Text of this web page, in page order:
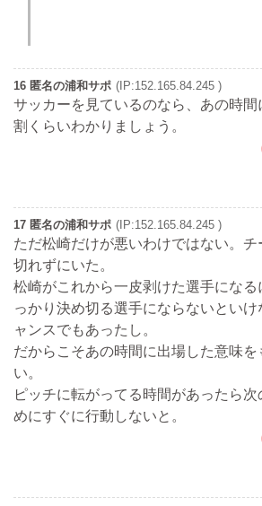
16 匿名の浦和サポ (IP:152.165.84.245 )
サッカーを見ているのなら、あの時
割くらいわかりましょう。
17 匿名の浦和サポ (IP:152.165.84.245 )
ただ松崎だけが悪いわけではない。
切れずにいた。
松崎がこれから一皮剥けた選手になる
っかり決め切る選手にならないとい
ャンスでもあったし。
だからこそあの時間に出場した意味
い。
ピッチに転がってる時間があったら
めにすぐに行動しないと。